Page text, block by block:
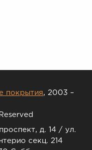
покрытия, 2003 –
д. 14 / ул.
секц. 214